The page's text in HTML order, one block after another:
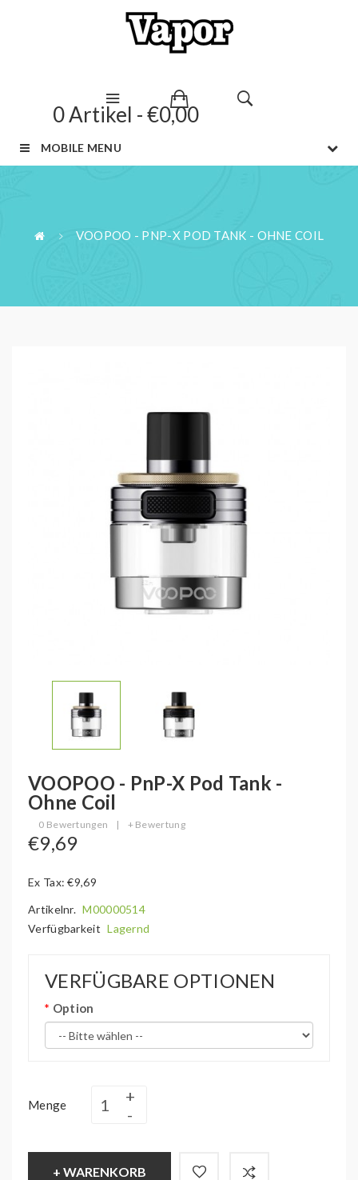
0 Artikel - €0,00
MOBILE MENU
VOOPOO - PNP-X POD TANK - OHNE COIL
VOOPOO - PnP-X Pod Tank -
Ohne Coil
0 Bewertungen | + Bewertung
€9,69
Ex Tax: €9,69
Artikelnr. M00000514
Verfügbarkeit Lagernd
VERFÜGBARE OPTIONEN
Option
Menge
+ WARENKORB